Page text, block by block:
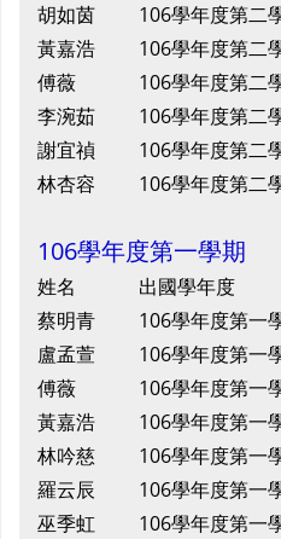
胡如茵
106學年度第二
黃嘉浩
106學年度第二
傅薇
106學年度第二
李涴茹
106學年度第二
謝宜禎
106學年度第二
林杏容
106學年度第二
106學年度第一學期
姓名 出國學年度
蔡明青
106學年度第一
盧孟萱
106學年度第一
傅薇
106學年度第一
黃嘉浩
106學年度第一
林吟慈
106學年度第一
羅云辰
106學年度第一
巫季虹
106學年度第一